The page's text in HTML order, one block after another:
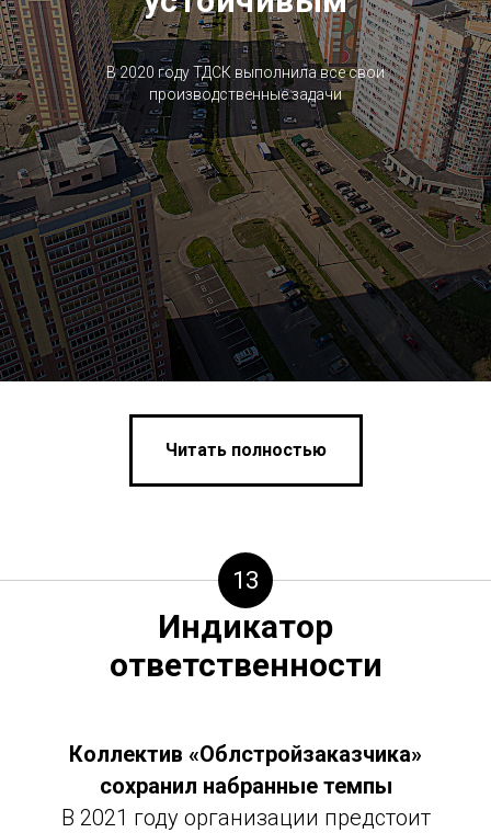
В 2020 году ТДСК выполнила все свои
производственные задачи
Читать полностью
13
Индикатор
ответственности
Коллектив «Облстройзаказчика»
сохранил набранные темпы
В 2021 году организации предстоит